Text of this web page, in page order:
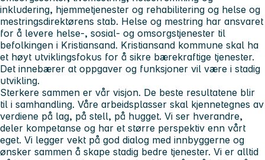
inkludering, hjemmetjenester og rehabilitering og helse og
mestringsdirektørens stab. Helse og mestring har ansvaret
for å levere helse-, sosial- og omsorgstjenester til
befolkingen i Kristiansand. Kristiansand kommune skal ha
et høyt utviklingsfokus for å sikre bærekraftige tjenester.
Det innebærer at oppgaver og funksjoner vil være i stadig
utvikling.
Sterkere sammen er vår visjon. De beste resultatene blir
til i samhandling. Våre arbeidsplasser skal kjennetegnes av
verdiene på lag, på stell, på hugget. Vi ser hverandre,
deler kompetanse og har et større perspektiv enn vårt
eget. Vi legger vekt på god dialog med innbyggerne og
ønsker sammen å skape stadig bedre tjenester. Vi er alltid